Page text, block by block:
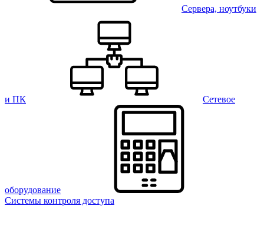
Сервера, ноутбуки
и ПК Сетевое
оборудование
Системы контроля доступа